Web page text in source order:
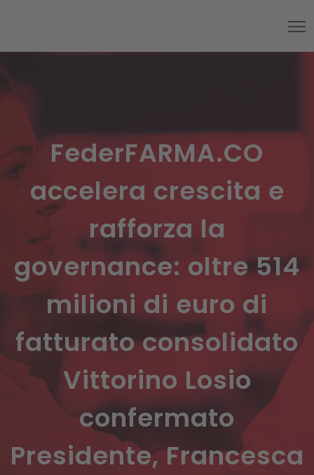
FederFARMA.CO
accelera crescita e
rafforza la
governance: oltre 514
milioni di euro di
fatturato consolidato
Vittorino Losio
confermato
Presidente, Francesca